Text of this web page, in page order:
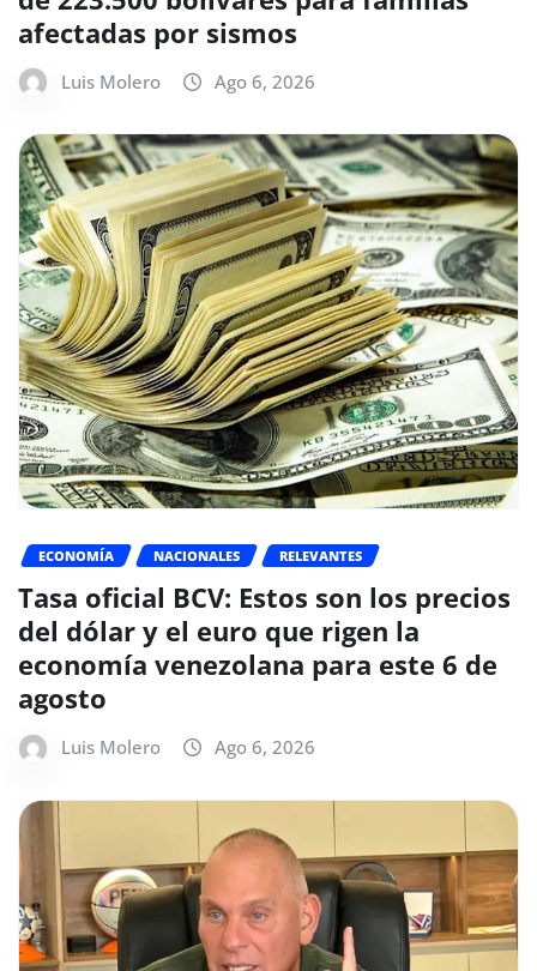
afectadas por sismos
Luis Molero Ago 6, 2026
ECONOMÍA NACIONALES RELEVANTES
Tasa oficial BCV: Estos son los precios
del dólar y el euro que rigen la
economía venezolana para este 6 de
agosto
Luis Molero Ago 6, 2026